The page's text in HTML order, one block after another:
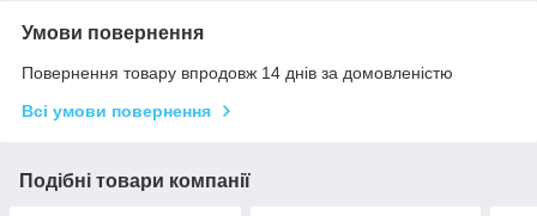
Умови повернення
Повернення товару впродовж 14 днів за домовленістю
Всі умови повернення
Подібні товари компанії